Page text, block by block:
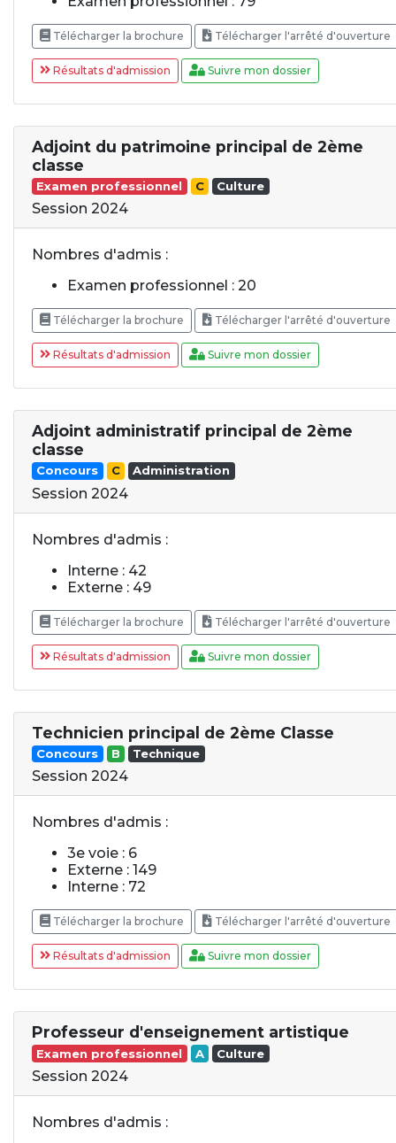
Télécharger la brochure Télécharger l'arrêté d'ouverture
Résultats d'admission Suivre mon dossier
Adjoint du patrimoine principal de 2ème
classe
Examen professionnel C Culture
Session 2024
Nombres d'admis :
Examen professionnel : 20
Télécharger la brochure Télécharger l'arrêté d'ouverture
Résultats d'admission Suivre mon dossier
Adjoint administratif principal de 2ème
classe
Concours C Administration
Session 2024
Nombres d'admis :
Interne : 42
Externe : 49
Télécharger la brochure Télécharger l'arrêté d'ouverture
Résultats d'admission Suivre mon dossier
Technicien principal de 2ème Classe
Concours B Technique
Session 2024
Nombres d'admis :
3e voie : 6
Externe : 149
Interne : 72
Télécharger la brochure Télécharger l'arrêté d'ouverture
Résultats d'admission Suivre mon dossier
Professeur d'enseignement artistique
Examen professionnel A Culture
Session 2024
Nombres d'admis :